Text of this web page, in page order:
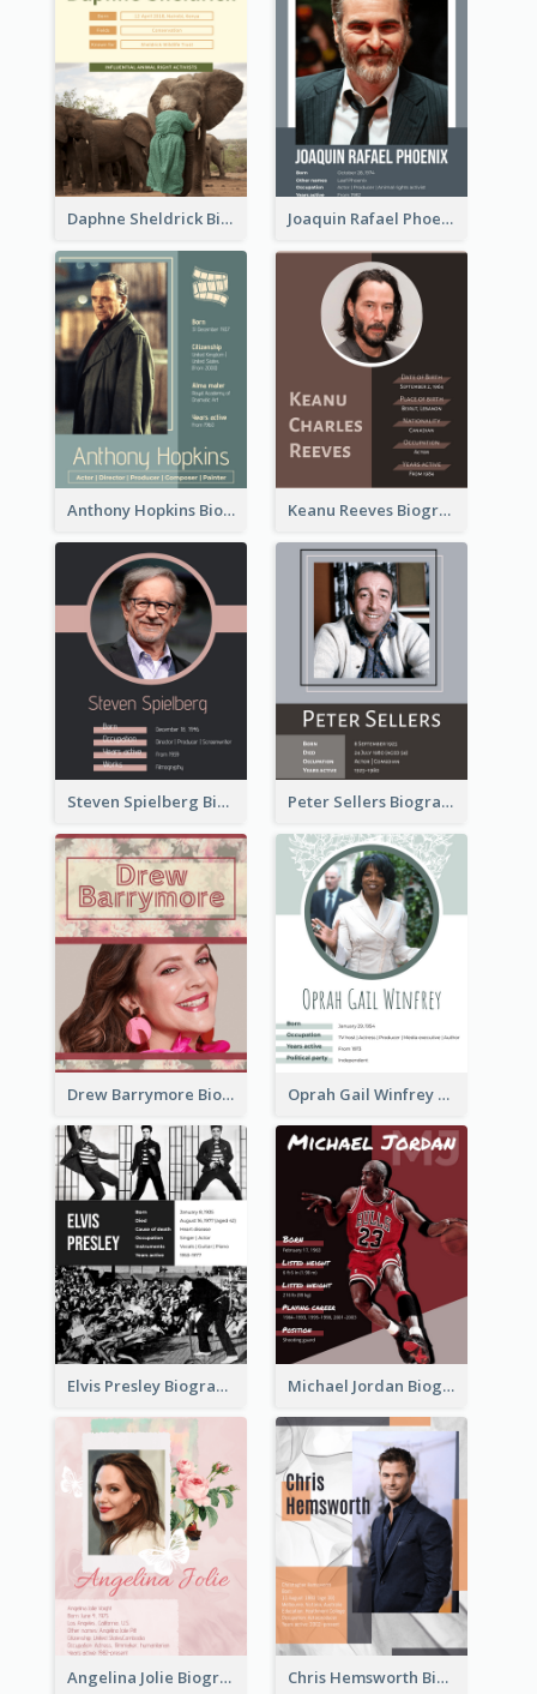
Daphne Sheldrick Biography Joaquin Rafael Phoenix Biography
Anthony Hopkins Biography Keanu Reeves Biography
Steven Spielberg Biography Peter Sellers Biography
Drew Barrymore Biography Oprah Gail Winfrey Biography
Elvis Presley Biography Michael Jordan Biography
Angelina Jolie Biography Chris Hemsworth Biography